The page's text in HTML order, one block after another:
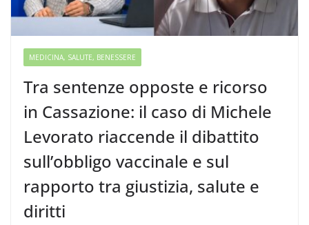
MEDICINA, SALUTE, BENESSERE
Tra sentenze opposte e ricorso
in Cassazione: il caso di Michele
Levorato riaccende il dibattito
sull’obbligo vaccinale e sul
rapporto tra giustizia, salute e
diritti